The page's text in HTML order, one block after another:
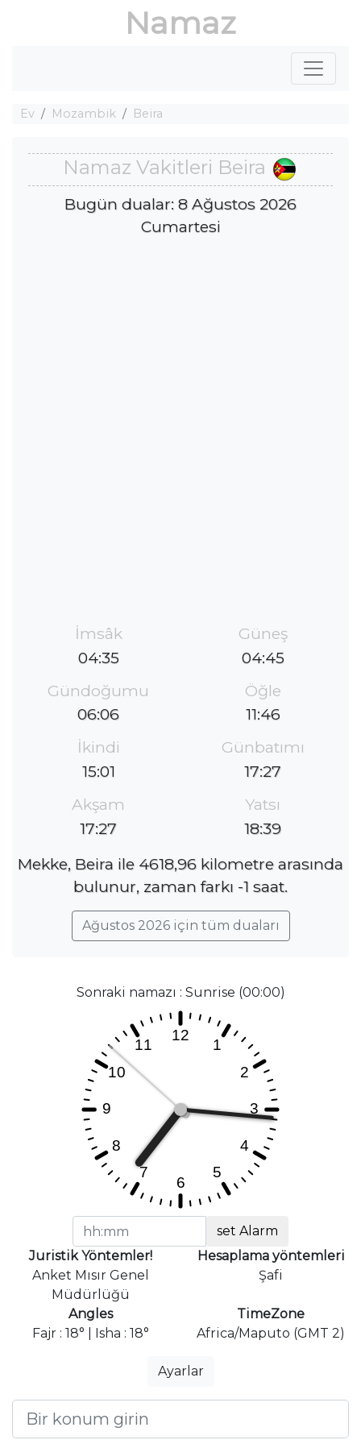
Namaz
Ev Mozambik Beira
Namaz Vakitleri Beira
Bugün dualar: 8 Ağustos 2026
Cumartesi
İmsâk
04:35
Güneş
04:45
Gündoğumu
06:06
Öğle
11:46
İkindi
15:01
Günbatımı
17:27
Akşam
17:27
Yatsı
18:39
Mekke, Beira ile 4618,96 kilometre arasında
bulunur, zaman farkı -1 saat.
Ağustos 2026 için tüm duaları
Sonraki namazı : Sunrise (00:00)
set Alarm
Juristik Yöntemler!
Anket Mısır Genel
Müdürlüğü
Hesaplama yöntemleri
Şafi
Angles
Fajr : 18° | Isha : 18°
TimeZone
Africa/Maputo (GMT 2)
Ayarlar